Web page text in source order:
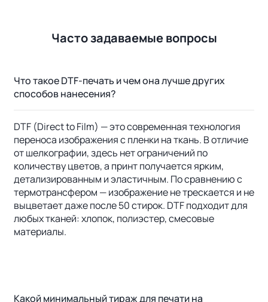
Часто задаваемые вопросы
Что такое DTF-печать и чем она лучше других
способов нанесения?
DTF (Direct to Film) — это современная технология
переноса изображения с пленки на ткань. В отличие
от шелкографии, здесь нет ограничений по
количеству цветов, а принт получается ярким,
детализированным и эластичным. По сравнению с
термотрансфером — изображение не трескается и не
выцветает даже после 50 стирок. DTF подходит для
любых тканей: хлопок, полиэстер, смесовые
материалы.
Какой минимальный тираж для печати на